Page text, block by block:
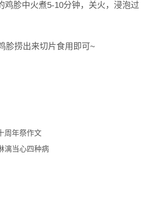
鸡胗中火煮5-10分钟，关火，浸泡过
胗捞出来切片食用即可~
周年祭作文
漓当心四种病